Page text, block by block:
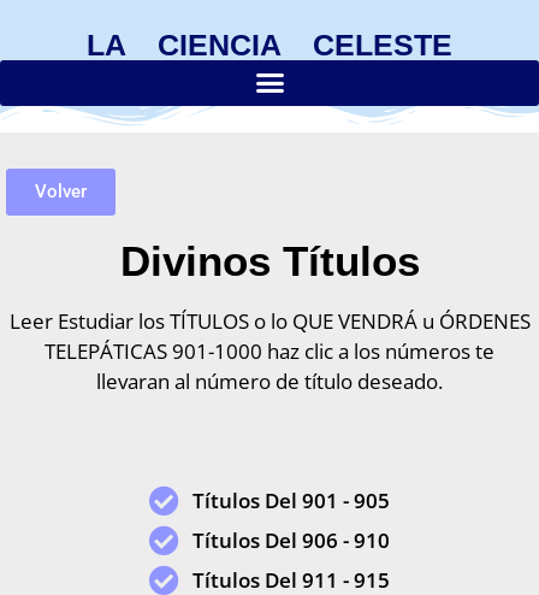
LA CIENCIA CELESTE
Volver
Divinos Títulos
Leer Estudiar los TÍTULOS o lo QUE VENDRÁ u ÓRDENES
TELEPÁTICAS 901-1000 haz clic a los números te
llevaran al número de título deseado.
Títulos Del 901 - 905
Títulos Del 906 - 910
Títulos Del 911 - 915